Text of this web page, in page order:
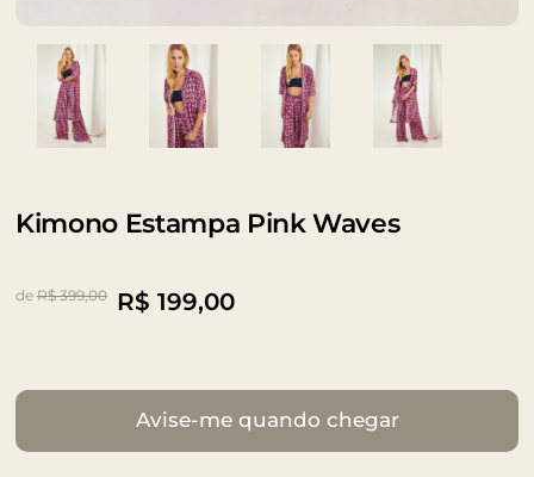
Kimono Estampa Pink Waves
de R$ 399,00 R$ 199,00
Avise-me quando chegar